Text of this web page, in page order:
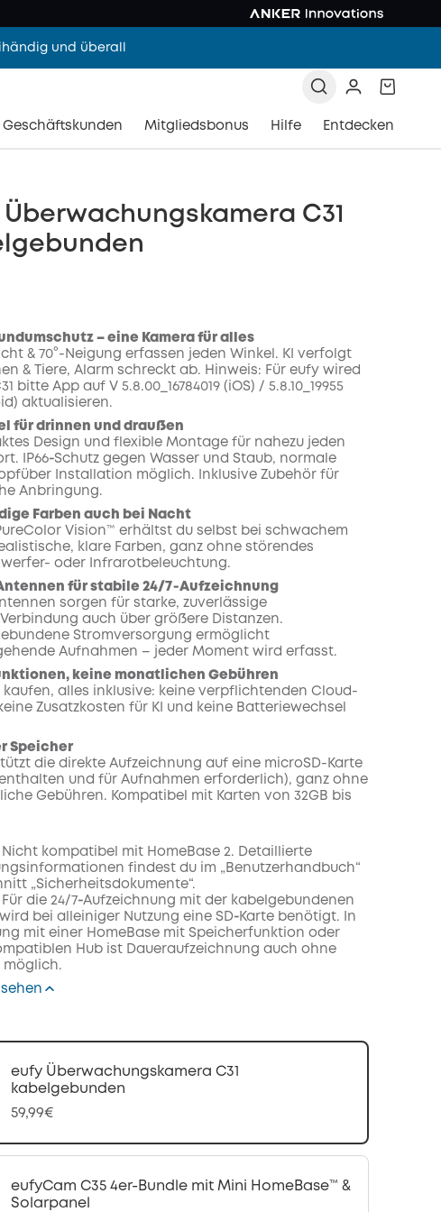
und überall
Geschäftskunden Mitgliedsbonus Hilfe Entdecken
C31
– eine Kamera für alles
& 70°-Neigung erfassen jeden Winkel. KI verfolgt
& Tiere, Alarm schreckt ab. Hinweis: Für eufy wired
bitte App auf V 5.8.00_16784019 (iOS) / 5.8.10_19955
aktualisieren.
für drinnen und draußen
Design und flexible Montage für nahezu jeden
IP66‑Schutz gegen Wasser und Staub, normale
Installation möglich. Inklusive Zubehör für
Anbringung.
Farben auch bei Nacht
Vision™ erhältst du selbst bei schwachem
klare Farben, ganz ohne störendes
oder Infrarotbeleuchtung.
für stabile 24/7‑Aufzeichnung
sorgen für starke, zuverlässige
auch über größere Distanzen.
Stromversorgung ermöglicht
Aufnahmen – jeder Moment wird erfasst.
keine monatlichen Gebühren
kaufen, alles inklusive: keine verpflichtenden Cloud-
Zusatzkosten für KI und keine Batteriewechsel
Speicher
die direkte Aufzeichnung auf eine microSD-Karte
und für Aufnahmen erforderlich), ganz ohne
Gebühren. Kompatibel mit Karten von 32GB bis
Nicht kompatibel mit HomeBase 2. Detaillierte
findest du im „Benutzerhandbuch“
„Sicherheitsdokumente“.
Für die 24/7‑Aufzeichnung mit der kabelgebundenen
wird bei alleiniger Nutzung eine SD‑Karte benötigt. In
mit einer HomeBase mit Speicherfunktion oder
Hub ist Daueraufzeichnung auch ohne
möglich.
eufy Überwachungskamera C31
kabelgebunden
59,99€
eufyCam C35 4er-Bundle mit Mini HomeBase™ &
Solarpanel